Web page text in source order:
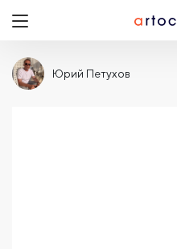
Юрий Петухов